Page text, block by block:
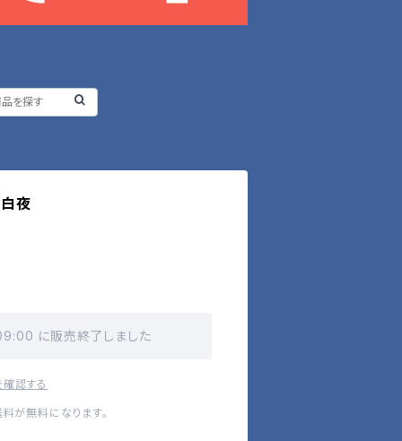
夜
に販売終了しました
認する
が無料になります。